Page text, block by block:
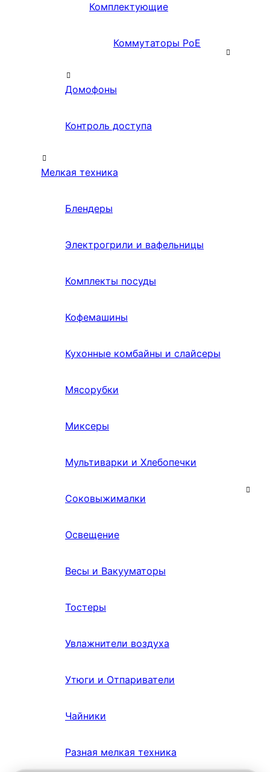
Комплектующие
Коммутаторы PoE
Домофоны
Контроль доступа
Мелкая техника
Блендеры
Электрогрили и вафельницы
Комплекты посуды
Кофемашины
Кухонные комбайны и слайсеры
Мясорубки
Миксеры
Мультиварки и Хлебопечки
Соковыжималки
Освещение
Весы и Вакууматоры
Тостеры
Увлажнители воздуха
Утюги и Отпариватели
Чайники
Разная мелкая техника